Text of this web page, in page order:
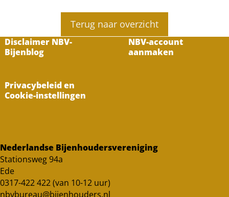
Terug naar overzicht
Disclaimer NBV-
Bijenblog
NBV-account
aanmaken
Privacybeleid en
Cookie-instellingen
Nederlandse Bijenhoudersvereniging
Stationsweg 94a
Ede
0317-422 422 (van 10-12 uur)
nbvbureau@bijenhouders.nl